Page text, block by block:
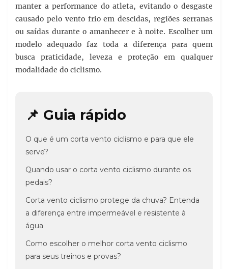
manter a performance do atleta, evitando o desgaste
causado pelo vento frio em descidas, regiões serranas
ou saídas durante o amanhecer e à noite. Escolher um
modelo adequado faz toda a diferença para quem
busca praticidade, leveza e proteção em qualquer
modalidade do ciclismo.
📌 Guia rápido
O que é um corta vento ciclismo e para que ele
serve?
Quando usar o corta vento ciclismo durante os
pedais?
Corta vento ciclismo protege da chuva? Entenda
a diferença entre impermeável e resistente à
água
Como escolher o melhor corta vento ciclismo
para seus treinos e provas?